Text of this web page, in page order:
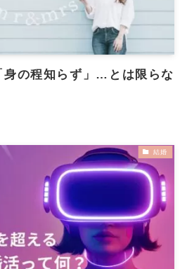
身の程知らず」…とは限らな
結婚